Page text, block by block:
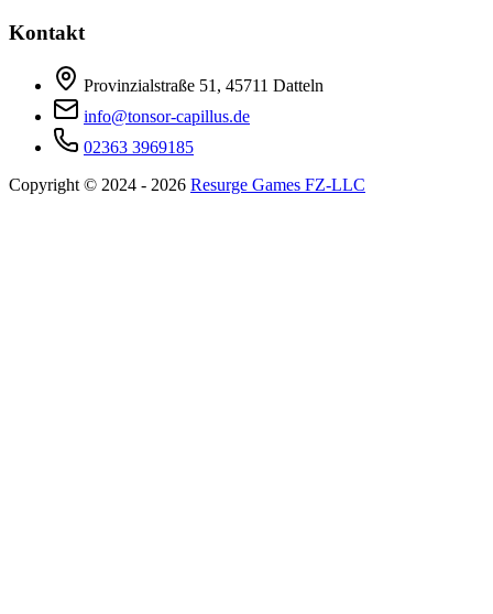
Kontakt
Provinzialstraße 51, 45711 Datteln
info@tonsor-capillus.de
02363 3969185
Copyright © 2024 - 2026 Resurge Games FZ-LLC